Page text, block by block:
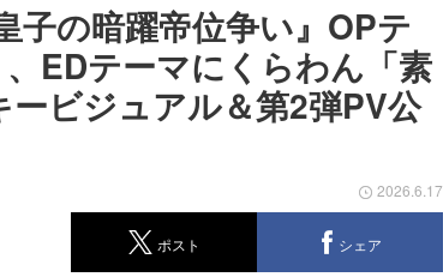
子の暗躍帝位争い』OPテ
EDテーマにくらわん「素
ビジュアル＆第2弾PV公
2026.6.17
ポスト シェア